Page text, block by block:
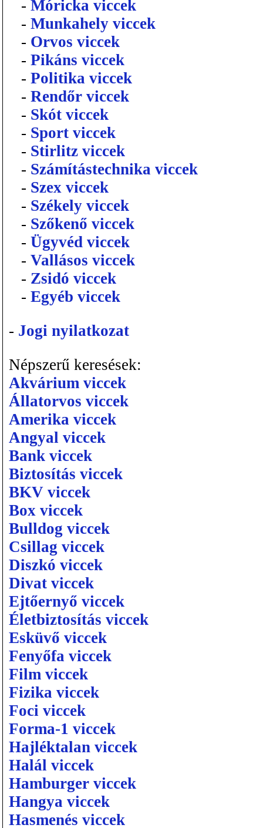
- Móricka viccek
- Munkahely viccek
- Orvos viccek
- Pikáns viccek
- Politika viccek
- Rendőr viccek
- Skót viccek
- Sport viccek
- Stirlitz viccek
- Számítástechnika viccek
- Szex viccek
- Székely viccek
- Szőkenő viccek
- Ügyvéd viccek
- Vallásos viccek
- Zsidó viccek
- Egyéb viccek
- Jogi nyilatkozat
Népszerű keresések:
Akvárium viccek
Állatorvos viccek
Amerika viccek
Angyal viccek
Bank viccek
Biztosítás viccek
BKV viccek
Box viccek
Bulldog viccek
Csillag viccek
Diszkó viccek
Divat viccek
Ejtőernyő viccek
Életbiztosítás viccek
Esküvő viccek
Fenyőfa viccek
Film viccek
Fizika viccek
Foci viccek
Forma-1 viccek
Hajléktalan viccek
Halál viccek
Hamburger viccek
Hangya viccek
Hasmenés viccek